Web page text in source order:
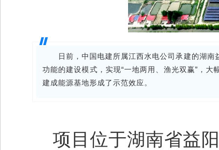
日前，中国电建所属江西水电公司承建的湖
功能的建设模式，实现“一地两用、渔光双赢”，
建成能源基地形成了示范效应。
项目位于湖南省益